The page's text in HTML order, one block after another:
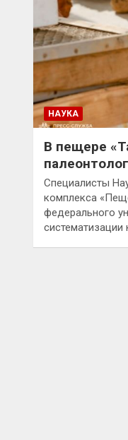
НАУКА
В пещере
Специалисты
комплекса
федерального